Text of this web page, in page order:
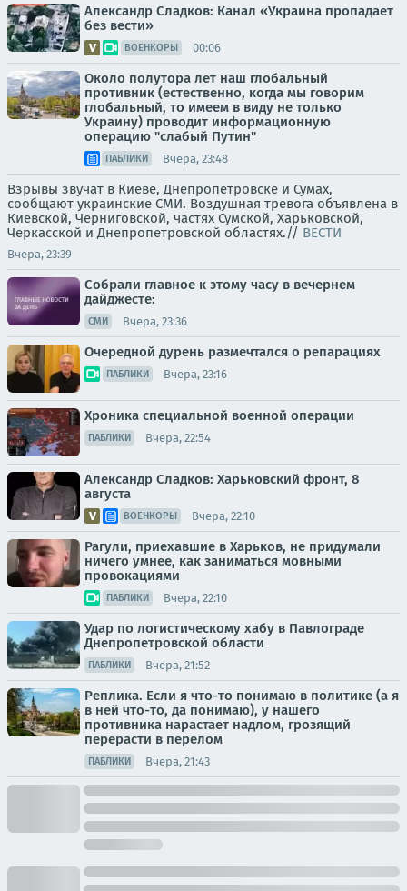
Александр Сладков: Канал «Украина пропадает
без вести»
ВОЕНКОРЫ 00:06
Около полутора лет наш глобальный
противник (естественно, когда мы говорим
глобальный, то имеем в виду не только
Украину) проводит информационную
операцию "слабый Путин"
ПАБЛИКИ Вчера, 23:48
Взрывы звучат в Киеве, Днепропетровске и Сумах,
сообщают украинские СМИ. Воздушная тревога объявлена в
Киевской, Черниговской, частях Сумской, Харьковской,
Черкасской и Днепропетровской областях.// ВЕСТИ
Вчера, 23:39
Собрали главное к этому часу в вечернем
дайджесте:
СМИ Вчера, 23:36
Очередной дурень размечтался о репарациях
ПАБЛИКИ Вчера, 23:16
Хроника специальной военной операции
ПАБЛИКИ Вчера, 22:54
Александр Сладков: Харьковский фронт, 8
августа
ВОЕНКОРЫ Вчера, 22:10
Рагули, приехавшие в Харьков, не придумали
ничего умнее, как заниматься мовными
провокациями
ПАБЛИКИ Вчера, 22:10
Удар по логистическому хабу в Павлограде
Днепропетровской области
ПАБЛИКИ Вчера, 21:52
Реплика. Если я что-то понимаю в политике (а я
в ней что-то, да понимаю), у нашего
противника нарастает надлом, грозящий
перерасти в перелом
ПАБЛИКИ Вчера, 21:43